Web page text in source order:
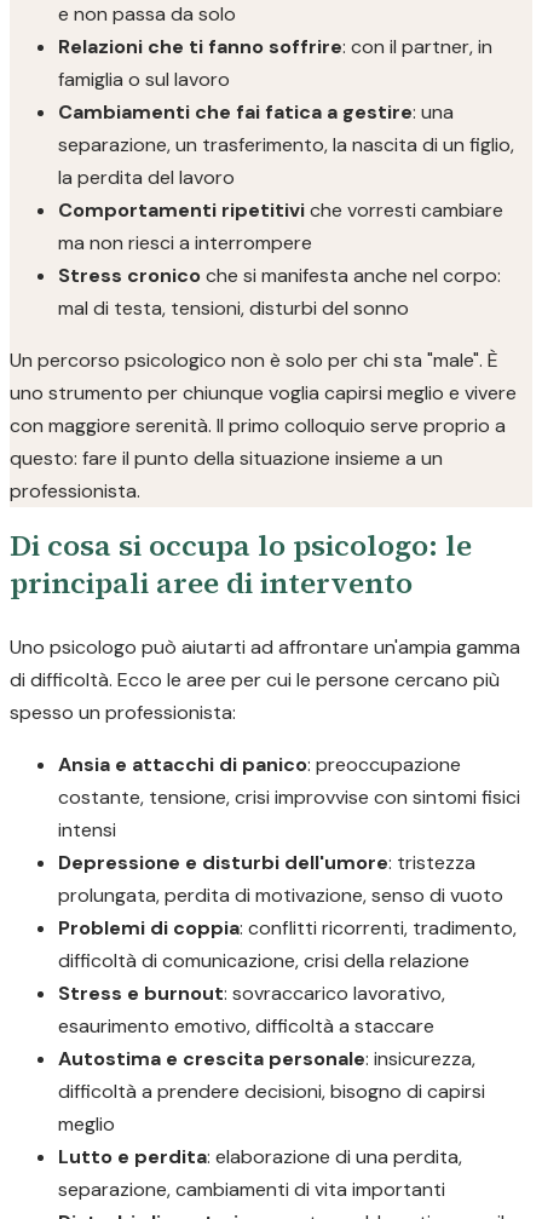
e non passa da solo
Relazioni che ti fanno soffrire: con il partner, in
famiglia o sul lavoro
Cambiamenti che fai fatica a gestire: una
separazione, un trasferimento, la nascita di un figlio,
la perdita del lavoro
Comportamenti ripetitiviche vorresti cambiare
ma non riesci a interrompere
Stress cronicoche si manifesta anche nel corpo:
mal di testa, tensioni, disturbi del sonno
Un percorso psicologico non è solo per chi sta "male". È
uno strumento per chiunque voglia capirsi meglio e vivere
con maggiore serenità. Il primo colloquio serve proprio a
questo: fare il punto della situazione insieme a un
professionista.
Di cosa si occupa lo psicologo: le
principali aree di intervento
Uno psicologo può aiutarti ad affrontare un'ampia gamma
di difficoltà. Ecco le aree per cui le persone cercano più
spesso un professionista:
Ansia e attacchi di panico: preoccupazione
costante, tensione, crisi improvvise con sintomi fisici
intensi
Depressione e disturbi dell'umore: tristezza
prolungata, perdita di motivazione, senso di vuoto
Problemi di coppia: conflitti ricorrenti, tradimento,
difficoltà di comunicazione, crisi della relazione
Stress e burnout: sovraccarico lavorativo,
esaurimento emotivo, difficoltà a staccare
Autostima e crescita personale: insicurezza,
difficoltà a prendere decisioni, bisogno di capirsi
meglio
Lutto e perdita: elaborazione di una perdita,
separazione, cambiamenti di vita importanti